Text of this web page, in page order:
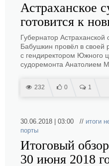
Астраханское
готовится к
Губернатор Астраханской
Бабушкин провёл в своей
с гендиректором Южного
судоремонта Анатолием
232 0 1
30.06.2018 | 03:00 // итоги
порты
Итоговый
30 июня 2018